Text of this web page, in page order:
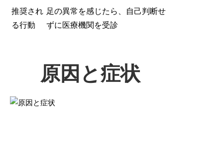
推奨され
る行動
足の異常を感じたら、自己判断せ
ずに医療機関を受診
原因と症状